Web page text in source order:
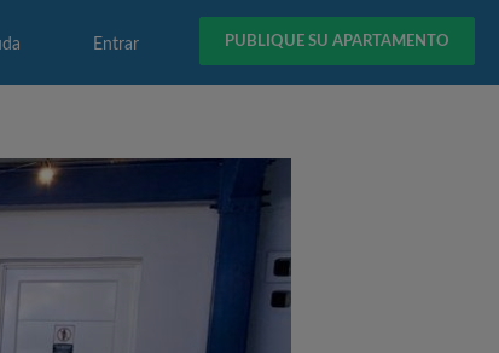
PUBLIQUE SU APARTAMENTO
Entrar